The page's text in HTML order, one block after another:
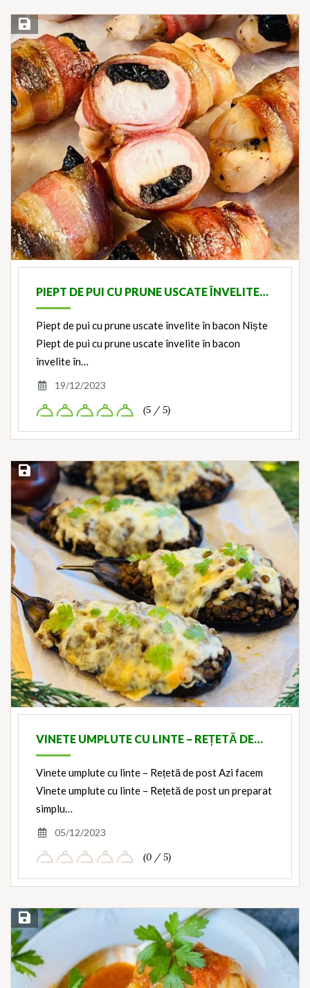
Save Recipe
PIEPT DE PUI CU PRUNE USCATE ÎNVELITE…
Piept de pui cu prune uscate învelite în bacon Niște
Piept de pui cu prune uscate învelite în bacon
învelite în…
19/12/2023
(5 / 5)
Save Recipe
VINETE UMPLUTE CU LINTE – REȚETĂ DE…
Vinete umplute cu linte – Rețetă de post Azi facem
Vinete umplute cu linte – Rețetă de post un preparat
simplu…
05/12/2023
(0 / 5)
Save Recipe